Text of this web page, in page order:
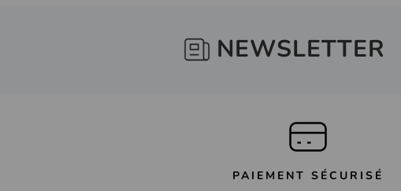
NEWSLETTER
PAIEMENT SÉCURISÉ